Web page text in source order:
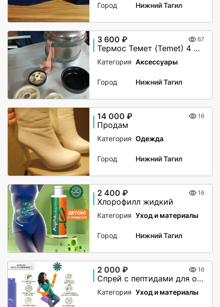
Город Нижний Тагил
3 600 ₽ 67
Термос Темет (Temet) 4 литра, полностью из толстой нержавеющей стали. Термос в отличном состоянии, новый. Хорошо держит температуру, широкая горловина, супер надежный, качество СССР. Толстостенный термос. Редкость изделия! Новое состояние!
Категория Аксессуары
Город Нижний Тагил
14 000 ₽ 16
Продам
Категория Одежда
Город Нижний Тагил
2 400 ₽ 16
Хлорофилл жидкий
Категория Уход и материалы
Город Нижний Тагил
2 000 ₽ 16
Спрей с пептидами для очистки организма
Категория Уход и материалы